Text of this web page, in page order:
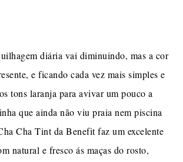
diária vai diminuindo, mas a cor
e ficando cada vez mais simples e
tons laranja para avivar um pouco a
que ainda não viu praia nem piscina
Cha Tint da Benefit faz um excelente
natural e fresco ás maças do rosto,